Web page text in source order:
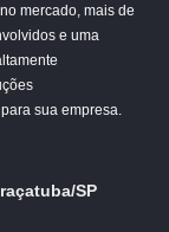
mercado, mais de
e uma
sua empresa.
SP